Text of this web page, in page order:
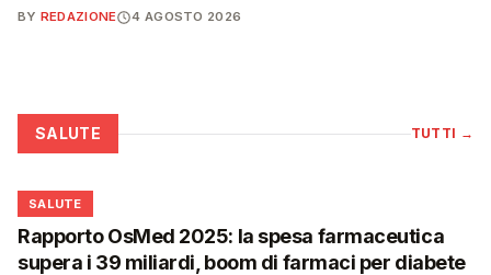
BY REDAZIONE 4 AGOSTO 2026
SALUTE TUTTI →
❤️
SALUTE
Rapporto OsMed 2025: la spesa farmaceutica
supera i 39 miliardi, boom di farmaci per diabete